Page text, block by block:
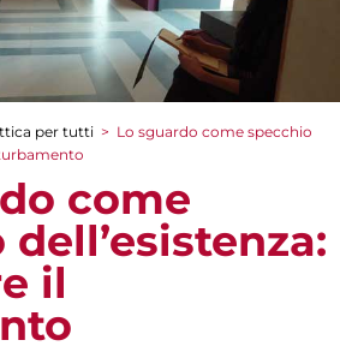
per tutti > Lo sguardo come specchio
come
il